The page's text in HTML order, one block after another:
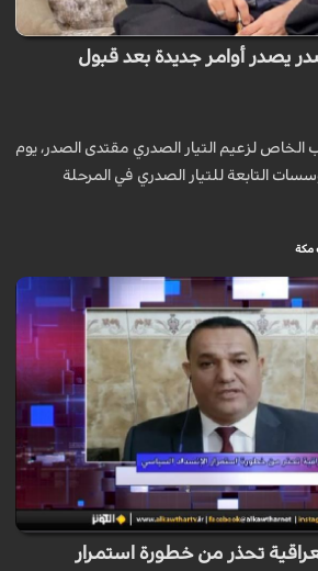
يصدر أوامر جديدة بعد قبول
الخاص لزعيم التيار الصدري مقتدى الصدر، يوم
التابعة للتيار الصدري في المرحلة
تحذر من خطورة استمرار